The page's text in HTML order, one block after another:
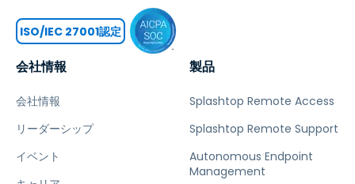
会社情報
会社情報
リーダーシップ
イベント
製品
Splashtop Remote Access
Splashtop Remote Support
Autonomous Endpoint
Management
ISO/IEC 27001認定